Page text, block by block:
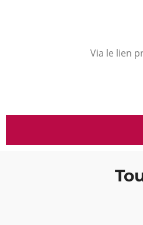
Via le lien